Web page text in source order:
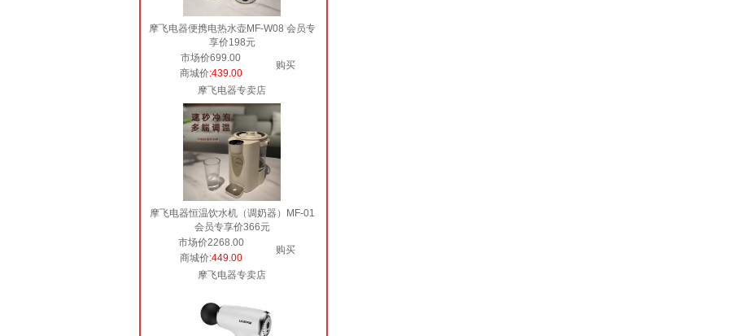
摩飞电器便携电热水壶MF-W08 会员专
享价198元
市场价699.00
购买
商城价:439.00
摩飞电器专卖店
摩飞电器恒温饮水机（调奶器）MF-01
会员专享价366元
市场价2268.00
购买
商城价:449.00
摩飞电器专卖店